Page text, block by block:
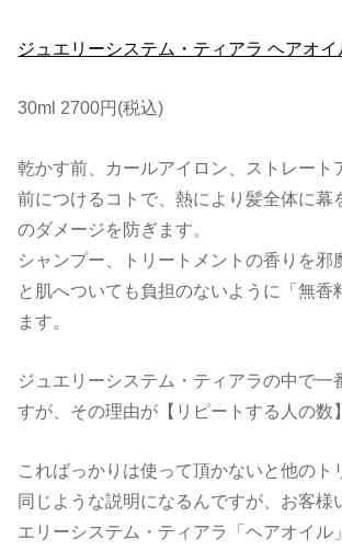
ジュエリーシステム・ティアラ ヘアオイ
30ml 2700円(税込)
乾かす前、カールアイロン、ストレート
前につけるコトで、熱により髪全体に幕
のダメージを防ぎます。
シャンプー、トリートメントの香りを邪
と肌へついても負担のないように「無香
ます。
ジュエリーシステム・ティアラの中で一
すが、その理由が【リピートする人の数
こればっかりは使って頂かないと他のト
同じような説明になるんですが、お客様
エリーシステム・ティアラ「ヘアオイル